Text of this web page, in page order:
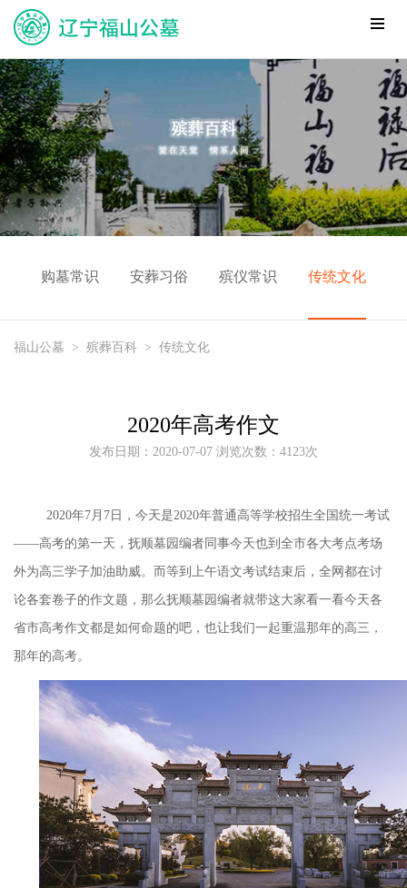
购墓常识 安葬习俗 殡仪常识 传统文化
福山公墓 > 殡葬百科 > 传统文化
2020年高考作文
发布日期：2020-07-07 浏览次数：4123次
2020年7月7日，今天是2020年普通高等学校招生全国统一考试
——高考的第一天，抚顺墓园编者同事今天也到全市各大考点考场
外为高三学子加油助威。而等到上午语文考试结束后，全网都在讨
论各套卷子的作文题，那么抚顺墓园编者就带这大家看一看今天各
省市高考作文都是如何命题的吧，也让我们一起重温那年的高三，
那年的高考。